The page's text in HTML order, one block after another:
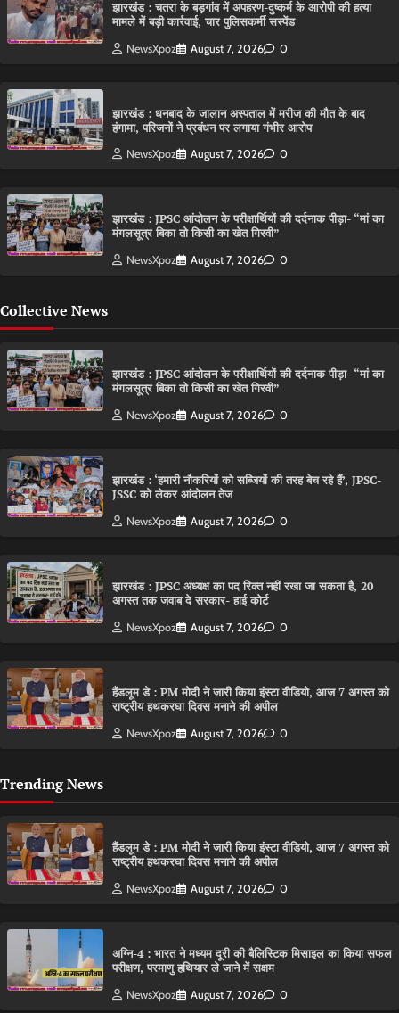
झारखंड : चतरा के बड़गांव में अपहरण-दुष्कर्म के आरोपी की हत्या
मामले में बड़ी कार्रवाई, चार पुलिसकर्मी सस्पेंड
NewsXpoz August 7, 2026 0
झारखंड : धनबाद के जालान अस्पताल में मरीज की मौत के बाद
हंगामा, परिजनों ने प्रबंधन पर लगाया गंभीर आरोप
NewsXpoz August 7, 2026 0
झारखंड : JPSC आंदोलन के परीक्षार्थियों की दर्दनाक पीड़ा- “मां का
मंगलसूत्र बिका तो किसी का खेत गिरवी”
NewsXpoz August 7, 2026 0
Collective News
झारखंड : JPSC आंदोलन के परीक्षार्थियों की दर्दनाक पीड़ा- “मां का
मंगलसूत्र बिका तो किसी का खेत गिरवी”
NewsXpoz August 7, 2026 0
झारखंड : ‘हमारी नौकरियों को सब्जियों की तरह बेच रहे हैं’, JPSC-
JSSC को लेकर आंदोलन तेज
NewsXpoz August 7, 2026 0
झारखंड : JPSC अध्यक्ष का पद रिक्त नहीं रखा जा सकता है, 20
अगस्त तक जवाब दे सरकार- हाई कोर्ट
NewsXpoz August 7, 2026 0
हैंडलूम डे : PM मोदी ने जारी किया इंस्टा वीडियो, आज 7 अगस्त को
राष्ट्रीय हथकरघा दिवस मनाने की अपील
NewsXpoz August 7, 2026 0
Trending News
हैंडलूम डे : PM मोदी ने जारी किया इंस्टा वीडियो, आज 7 अगस्त को
राष्ट्रीय हथकरघा दिवस मनाने की अपील
NewsXpoz August 7, 2026 0
अग्नि-4 : भारत ने मध्यम दूरी की बैलिस्टिक मिसाइल का किया सफल
परीक्षण, परमाणु हथियार ले जाने में सक्षम
NewsXpoz August 7, 2026 0